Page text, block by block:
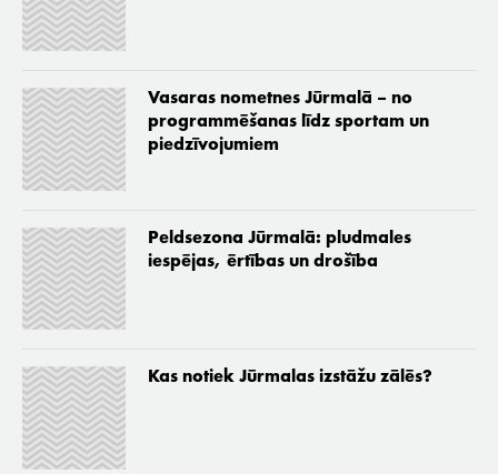
Vasaras nometnes Jūrmalā – no
programmēšanas līdz sportam un
piedzīvojumiem
Peldsezona Jūrmalā: pludmales
iespējas, ērtības un drošība
Kas notiek Jūrmalas izstāžu zālēs?